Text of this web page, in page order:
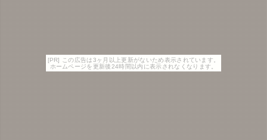
[PR] この広告は3ヶ月以上更新がないため表示されています。
ホームページを更新後24時間以内に表示されなくなります。